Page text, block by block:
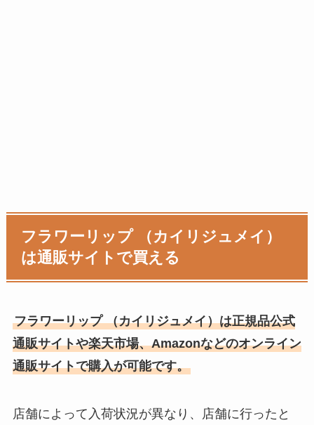
フラワーリップ （カイリジュメイ）
は通販サイトで買える
フラワーリップ （カイリジュメイ）は正規品公式
通販サイトや楽天市場、Amazonなどのオンライン
通販サイトで購入が可能です。
店舗によって入荷状況が異なり、店舗に行ったと